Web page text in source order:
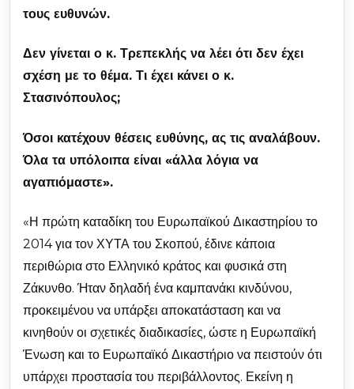
τους ευθυνών.
Δεν γίνεται ο κ. Τρεπεκλής να λέει ότι δεν έχει
σχέση με το θέμα. Τι έχει κάνει ο κ.
Στασινόπουλος;
Όσοι κατέχουν θέσεις ευθύνης, ας τις αναλάβουν.
Όλα τα υπόλοιπα είναι «άλλα λόγια να
αγαπιόμαστε».
«Η πρώτη καταδίκη του Ευρωπαϊκού Δικαστηρίου το
2014 για τον ΧΥΤΑ του Σκοπού, έδινε κάποια
περιθώρια στο Ελληνικό κράτος και φυσικά στη
Ζάκυνθο. Ήταν δηλαδή ένα καμπανάκι κινδύνου,
προκειμένου να υπάρξει αποκατάσταση και να
κινηθούν οι σχετικές διαδικασίες, ώστε η Ευρωπαϊκή
Ένωση και το Ευρωπαϊκό Δικαστήριο να πειστούν ότι
υπάρχει προστασία του περιβάλλοντος. Εκείνη η